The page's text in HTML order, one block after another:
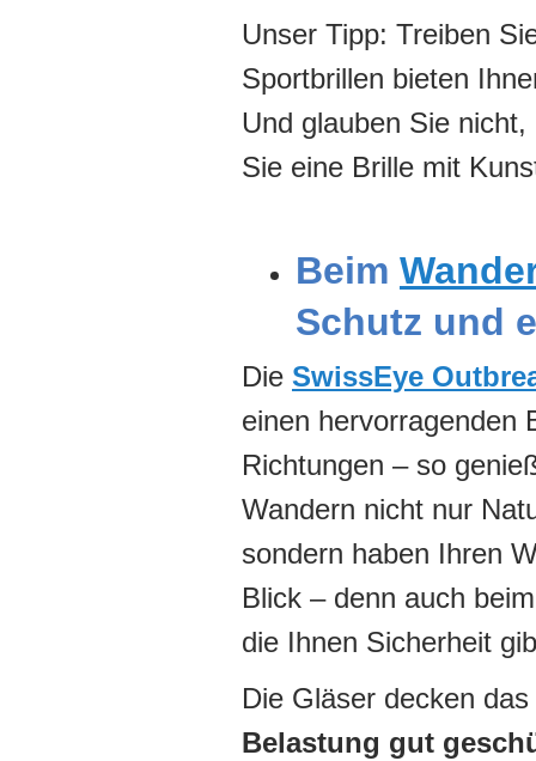
Unser Tipp: Treiben
Sportbrillen bieten
Und glauben Sie
Sie eine Brille mit
Beim
Schutz und
Die SwissEye
einen hervorragenden
Richtungen – so
Wandern nicht nur
sondern haben Ihren
Blick – denn auch
die Ihnen Sicherheit
Die Gläser decken
Belastung gut